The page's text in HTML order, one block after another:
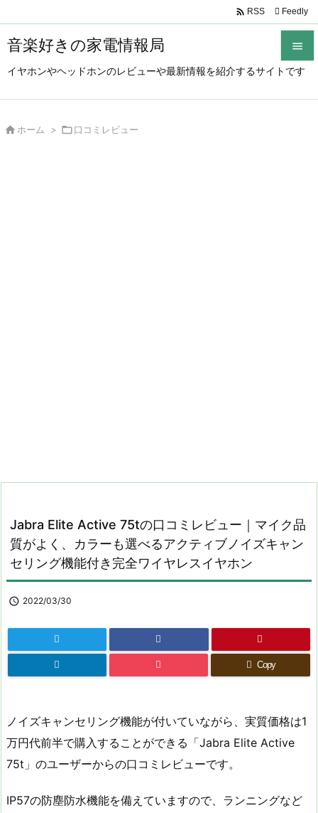
音楽好きの家電情報局
イヤホンやヘッドホンのレビューや最新情報を紹介するサイトです


 RSS Feedly
 ホーム > 口コミレビュー
Jabra Elite Active 75tの口コミレビュー｜マイク品
質がよく、カラーも選べるアクティブノイズキャン
セリング機能付き完全ワイヤレスイヤホン
 2022/03/30
Copy
ノイズキャンセリング機能が付いていながら、実質価格は1
万円代前半で購入することができる「Jabra Elite Active
75t」のユーザーからの口コミレビューです。
IP57の防塵防水機能を備えていますので、ランニングなど